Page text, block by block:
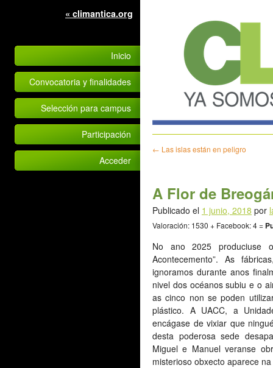
« climantica.org
Inicio
Convocatoria y finalidades
Selección para campus
Participación
Acceder
← Las islas están en peligro
A Flor de
Publicado el 1 junio, 2018 por
Valoración: 1530 + Facebook: 4 =
No ano 2025 produciuse
Acontecemento”. As
ignoramos durante anos
nivel dos océanos subiu e o
as cinco non se poden
plástico. A UACC, a
encágase de vixiar que
desta poderosa sede
Miguel e Manuel veranse
misterioso obxecto aparece